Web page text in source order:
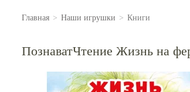
Главная > Наши игрушки > Книги
ПознаватЧтение Жизнь на